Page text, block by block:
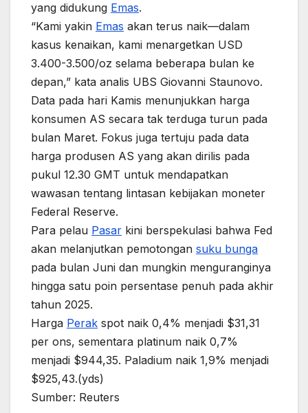
yang didukung Emas.
“Kami yakin Emas akan terus naik—dalam
kasus kenaikan, kami menargetkan USD
3.400-3.500/oz selama beberapa bulan ke
depan,” kata analis UBS Giovanni Staunovo.
Data pada hari Kamis menunjukkan harga
konsumen AS secara tak terduga turun pada
bulan Maret. Fokus juga tertuju pada data
harga produsen AS yang akan dirilis pada
pukul 12.30 GMT untuk mendapatkan
wawasan tentang lintasan kebijakan moneter
Federal Reserve.
Para pelau Pasar kini berspekulasi bahwa Fed
akan melanjutkan pemotongan suku bunga
pada bulan Juni dan mungkin menguranginya
hingga satu poin persentase penuh pada akhir
tahun 2025.
Harga Perak spot naik 0,4% menjadi $31,31
per ons, sementara platinum naik 0,7%
menjadi $944,35. Paladium naik 1,9% menjadi
$925,43.(yds)
Sumber: Reuters